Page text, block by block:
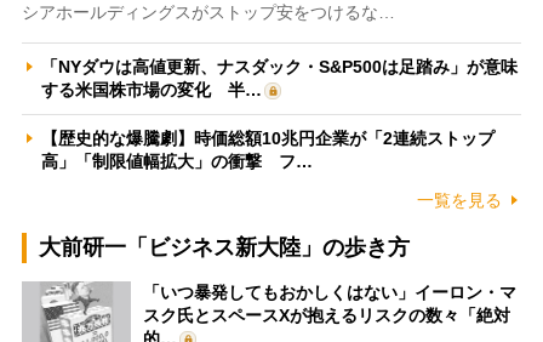
シアホールディングスがストップ安をつけるな…
「NYダウは高値更新、ナスダック・S&P500は足踏み」が意味
する米国株市場の変化 半…
【歴史的な爆騰劇】時価総額10兆円企業が「2連続ストップ
高」「制限値幅拡大」の衝撃 フ…
一覧を見る
大前研一「ビジネス新大陸」の歩き方
「いつ暴発してもおかしくはない」イーロン・マ
スク氏とスペースXが抱えるリスクの数々「絶対
的…